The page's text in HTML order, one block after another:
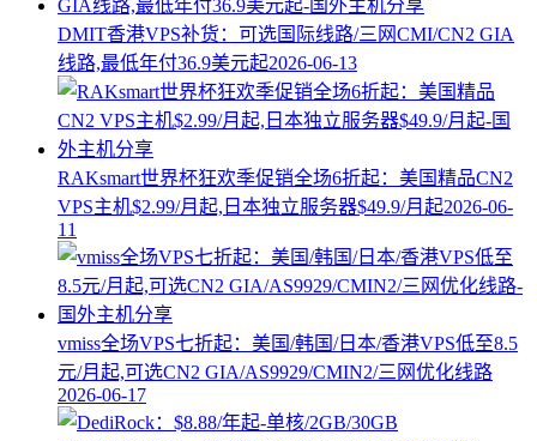
DMIT香港VPS补货：可选国际线路/三网CMI/CN2 GIA
线路,最低年付36.9美元起2026-06-13
RAKsmart世界杯狂欢季促销全场6折起：美国精品CN2
VPS主机$2.99/月起,日本独立服务器$49.9/月起2026-06-
11
vmiss全场VPS七折起：美国/韩国/日本/香港VPS低至8.5
元/月起,可选CN2 GIA/AS9929/CMIN2/三网优化线路
2026-06-17